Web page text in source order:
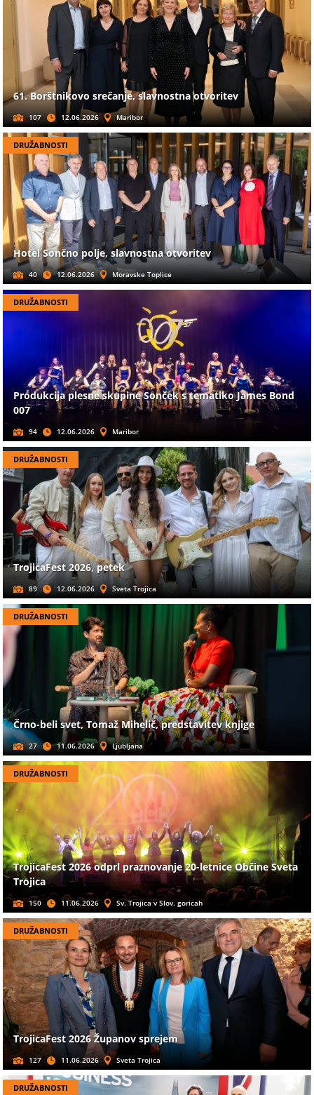
61. Borštnikovo srečanje, slavnostna otvoritev
107 12.06.2026 Maribor
DRUŽABNOSTI
Hotel Sončno polje, slavnostna otvoritev
40 12.06.2026 Moravske Toplice
DRUŽABNOSTI
Produkcija plesne skupine Sonček s tematiko James Bond
007
94 12.06.2026 Maribor
DRUŽABNOSTI
TrojicaFest 2026, petek
89 12.06.2026 Sveta Trojica
DRUŽABNOSTI
Črno-beli svet, Tomaž Mihelič, predstavitev knjige
27 11.06.2026 Ljubljana
DRUŽABNOSTI
TrojicaFest 2026 odprl praznovanje 20-letnice Občine Sveta
Trojica
150 11.06.2026 Sv. Trojica v Slov. goricah
DRUŽABNOSTI
TrojicaFest 2026 Županov sprejem
127 11.06.2026 Sveta Trojica
DRUŽABNOSTI